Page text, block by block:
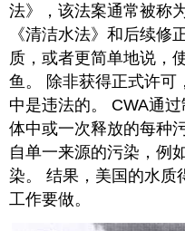
法》，该法案通常被称
《清洁水法》和后续修
质，或者更简单地说，
鱼。 除非获得正式许可
中是违法的。 CWA通
体中或一次释放的每种
自单一来源的污染，例
染。 结果，美国的水质
工作要做。